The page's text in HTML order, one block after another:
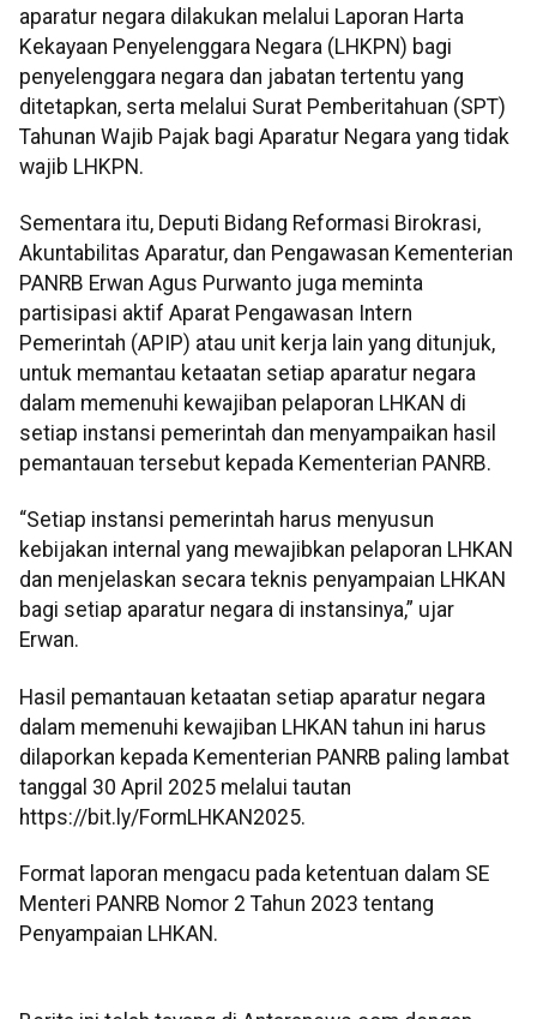
aparatur negara dilakukan melalui Laporan Harta
Kekayaan Penyelenggara Negara (LHKPN) bagi
penyelenggara negara dan jabatan tertentu yang
ditetapkan, serta melalui Surat Pemberitahuan (SPT)
Tahunan Wajib Pajak bagi Aparatur Negara yang tidak
wajib LHKPN.
Sementara itu, Deputi Bidang Reformasi Birokrasi,
Akuntabilitas Aparatur, dan Pengawasan Kementerian
PANRB Erwan Agus Purwanto juga meminta
partisipasi aktif Aparat Pengawasan Intern
Pemerintah (APIP) atau unit kerja lain yang ditunjuk,
untuk memantau ketaatan setiap aparatur negara
dalam memenuhi kewajiban pelaporan LHKAN di
setiap instansi pemerintah dan menyampaikan hasil
pemantauan tersebut kepada Kementerian PANRB.
“Setiap instansi pemerintah harus menyusun
kebijakan internal yang mewajibkan pelaporan LHKAN
dan menjelaskan secara teknis penyampaian LHKAN
bagi setiap aparatur negara di instansinya,” ujar
Erwan.
Hasil pemantauan ketaatan setiap aparatur negara
dalam memenuhi kewajiban LHKAN tahun ini harus
dilaporkan kepada Kementerian PANRB paling lambat
tanggal 30 April 2025 melalui tautan
https://bit.ly/FormLHKAN2025.
Format laporan mengacu pada ketentuan dalam SE
Menteri PANRB Nomor 2 Tahun 2023 tentang
Penyampaian LHKAN.